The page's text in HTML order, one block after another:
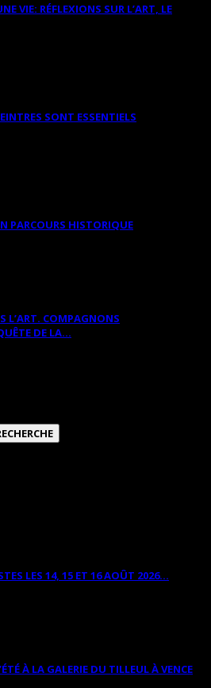
VIE: RÉFLEXIONS SUR L’ART, LE
SONT ESSENTIELS
PARCOURS HISTORIQUE
L’ART. COMPAGNONS
DE LA...
LES 14, 15 ET 16 AOÛT 2026...
À LA GALERIE DU TILLEUL À VENCE